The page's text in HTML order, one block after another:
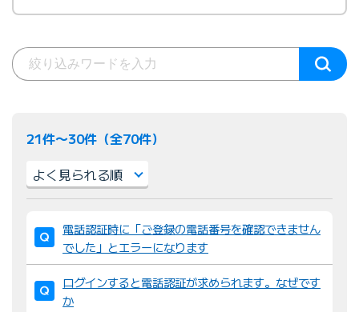
21件〜30件（全70件）
び
替
え
：
電話認証時に「ご登録の電話番号を確認できません
でした」とエラーになります
ログインすると電話認証が求められます。なぜです
か